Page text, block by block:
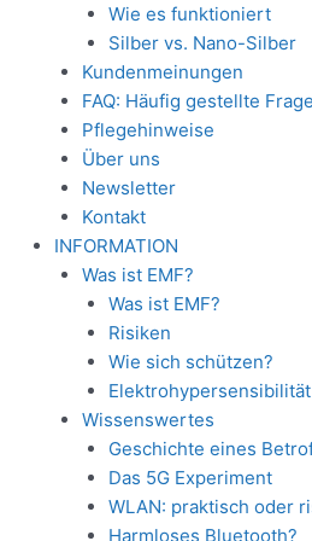
Wie es funktioniert
Silber vs. Nano-Silber
Kundenmeinungen
FAQ: Häufig gestellte
Pflegehinweise
Über uns
Newsletter
Kontakt
INFORMATION
Was ist EMF?
Was ist EMF?
Risiken
Wie sich schützen?
Elektrohypersensibilität
Wissenswertes
Geschichte eines
Das 5G Experiment
WLAN: praktisch oder
Harmloses Bluetooth?